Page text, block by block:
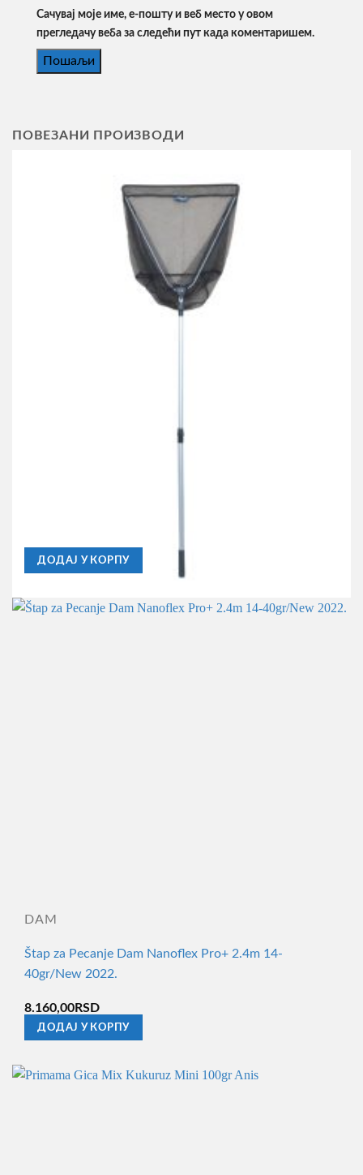
Сачувај моје име, е-пошту и веб место у овом
прегледачу веба за следећи пут када коментаришем.
ПОВЕЗАНИ ПРОИЗВОДИ
ДОДАЈ У КОРПУ
DAM
Štap za Pecanje Dam Nanoflex Pro+ 2.4m 14-
40gr/New 2022.
8.160,00RSD
ДОДАЈ У КОРПУ